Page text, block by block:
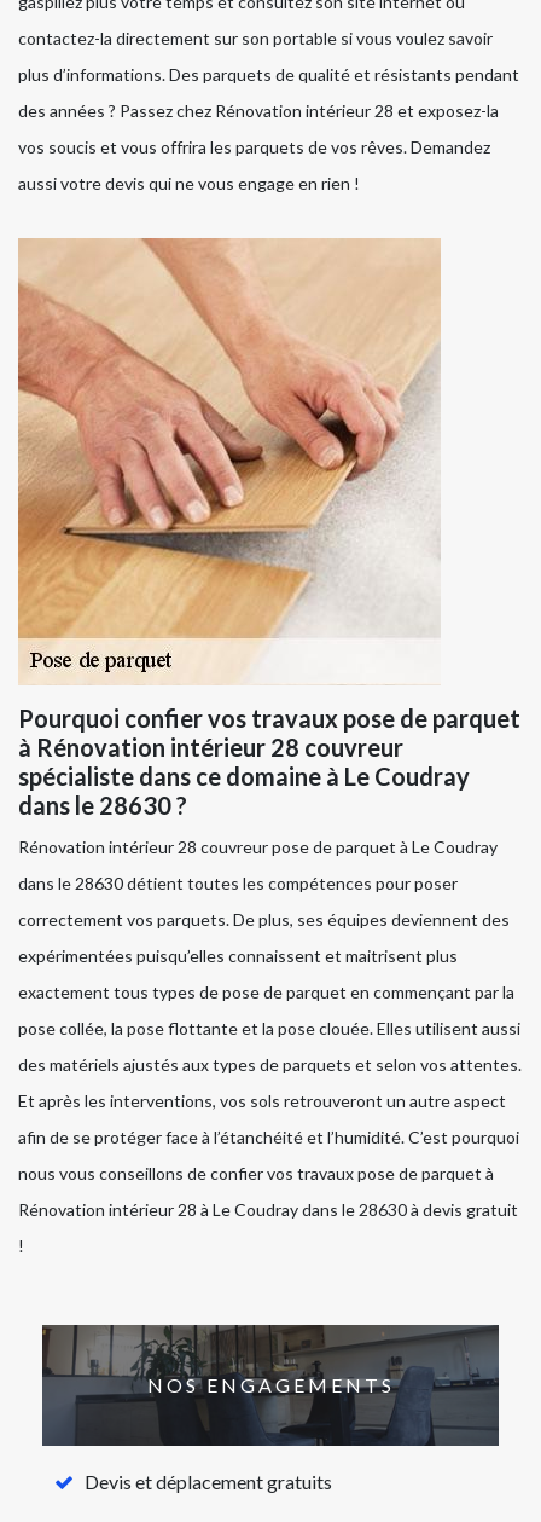
contactez-la directement sur son portable si vous voulez savoir
plus d’informations. Des parquets de qualité et résistants pendant
des années ? Passez chez Rénovation intérieur 28 et exposez-la
vos soucis et vous offrira les parquets de vos rêves. Demandez
aussi votre devis qui ne vous engage en rien !
Pourquoi confier vos travaux pose de parquet
à Rénovation intérieur 28 couvreur
spécialiste dans ce domaine à Le Coudray
dans le 28630 ?
Rénovation intérieur 28 couvreur pose de parquet à Le Coudray
dans le 28630 détient toutes les compétences pour poser
correctement vos parquets. De plus, ses équipes deviennent des
expérimentées puisqu’elles connaissent et maitrisent plus
exactement tous types de pose de parquet en commençant par la
pose collée, la pose flottante et la pose clouée. Elles utilisent aussi
des matériels ajustés aux types de parquets et selon vos attentes.
Et après les interventions, vos sols retrouveront un autre aspect
afin de se protéger face à l’étanchéité et l’humidité. C’est pourquoi
nous vous conseillons de confier vos travaux pose de parquet à
Rénovation intérieur 28 à Le Coudray dans le 28630 à devis gratuit
!
NOS ENGAGEMENTS
Devis et déplacement gratuits